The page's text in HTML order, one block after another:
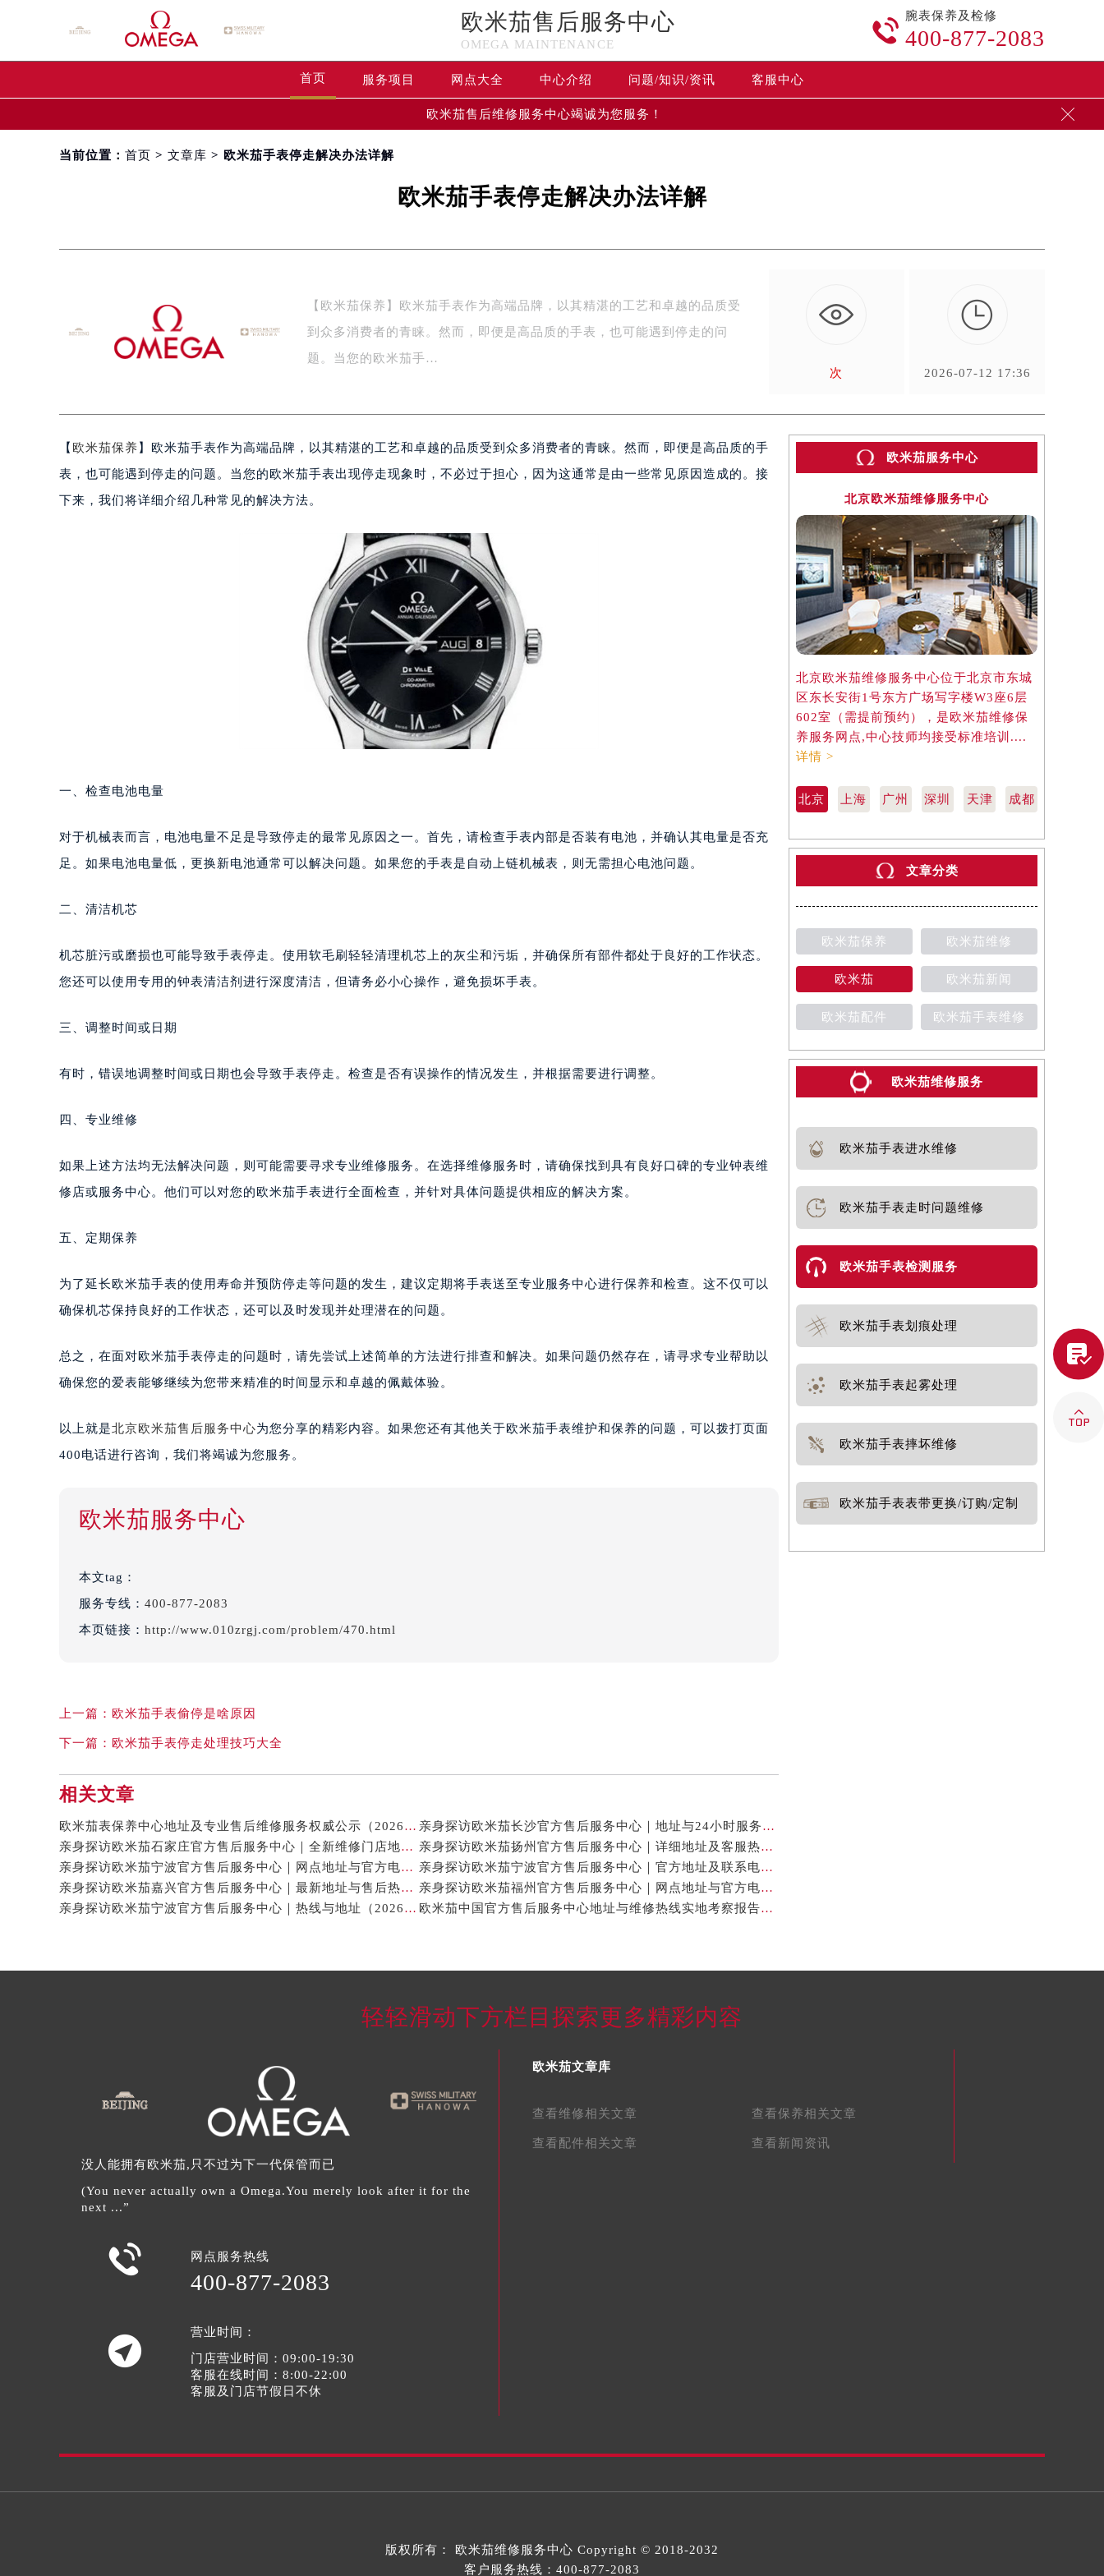
欧米茄售后服务中心
OMEGA MAINTENANCE

腕表保养及检修
400-877-2083
首页 服务项目 网点大全 中心介绍 问题/知识/资讯 客服中心
欧米茄售后维修服务中心竭诚为您服务！ 
当前位置： 首页 > 文章库 > 欧米茄手表停走解决办法详解
欧米茄手表停走解决办法详解
【欧米茄保养】欧米茄手表作为高端品牌，以其精湛的工艺和卓越的品质受
到众多消费者的青睐。然而，即便是高品质的手表，也可能遇到停走的问
题。当您的欧米茄手…
次

2026-07-12 17:36
【 欧米茄保养 】欧米茄手表作为高端品牌，以其精湛的工艺和卓越的品质受到众多消费者的青睐。然而，即便是高品质的手
表，也可能遇到停走的问题。当您的欧米茄手表出现停走现象时，不必过于担心，因为这通常是由一些常见原因造成的。接
下来，我们将详细介绍几种常见的解决方法。
一、检查电池电量
对于机械表而言，电池电量不足是导致停走的最常见原因之一。首先，请检查手表内部是否装有电池，并确认其电量是否充
足。如果电池电量低，更换新电池通常可以解决问题。如果您的手表是自动上链机械表，则无需担心电池问题。
二、清洁机芯
机芯脏污或磨损也可能导致手表停走。使用软毛刷轻轻清理机芯上的灰尘和污垢，并确保所有部件都处于良好的工作状态。
您还可以使用专用的钟表清洁剂进行深度清洁，但请务必小心操作，避免损坏手表。
三、调整时间或日期
有时，错误地调整时间或日期也会导致手表停走。检查是否有误操作的情况发生，并根据需要进行调整。
四、专业维修
如果上述方法均无法解决问题，则可能需要寻求专业维修服务。在选择维修服务时，请确保找到具有良好口碑的专业钟表维
修店或服务中心。他们可以对您的欧米茄手表进行全面检查，并针对具体问题提供相应的解决方案。
五、定期保养
为了延长欧米茄手表的使用寿命并预防停走等问题的发生，建议定期将手表送至专业服务中心进行保养和检查。这不仅可以
确保机芯保持良好的工作状态，还可以及时发现并处理潜在的问题。
总之，在面对欧米茄手表停走的问题时，请先尝试上述简单的方法进行排查和解决。如果问题仍然存在，请寻求专业帮助以
确保您的爱表能够继续为您带来精准的时间显示和卓越的佩戴体验。
以上就是北京欧米茄售后服务中心为您分享的精彩内容。如果您还有其他关于欧米茄手表维护和保养的问题，可以拨打页面
400电话进行咨询，我们将竭诚为您服务。
欧米茄服务中心
本文tag：
服务专线： 400-877-2083
本页链接： http://www.010zrgj.com/problem/470.html
上一篇： 欧米茄手表偷停是啥原因
下一篇： 欧米茄手表停走处理技巧大全
相关文章
欧米茄表保养中心地址及专业售后维修服务权威公示（2026年7月最新）
亲身探访欧米茄长沙官方售后服务中心｜地址与24小时服务电话（2026年7月最新）
亲身探访欧米茄石家庄官方售后服务中心｜全新维修门店地址及电话（2026年7月最新）
亲身探访欧米茄扬州官方售后服务中心｜详细地址及客服热线（2026年7月最新）
亲身探访欧米茄宁波官方售后服务中心｜网点地址与官方电话（2026年7月最新）
亲身探访欧米茄宁波官方售后服务中心｜官方地址及联系电话（2026年7月最新）
亲身探访欧米茄嘉兴官方售后服务中心｜最新地址与售后热线（2026年7月最新）
亲身探访欧米茄福州官方售后服务中心｜网点地址与官方电话（2026年7月最新）
亲身探访欧米茄宁波官方售后服务中心｜热线与地址（2026年7月最新）
欧米茄中国官方售后服务中心地址与维修热线实地考察报告多信源验证（2026年7月最新）
欧米茄服务中心
北京欧米茄维修服务中心
北京欧米茄维修服务中心位于北京市东城
区东长安街1号东方广场写字楼W3座6层
602室（需提前预约），是欧米茄维修保
养服务网点,中心技师均接受标准培训....
详情 >
北京 上海 广州 深圳 天津 成都
文章分类
欧米茄保养 欧米茄维修
欧米茄 欧米茄新闻
欧米茄配件 欧米茄手表维修
欧米茄维修服务
欧米茄手表进水维修
欧米茄手表走时问题维修
欧米茄手表检测服务
欧米茄手表划痕处理
欧米茄手表起雾处理
欧米茄手表摔坏维修
欧米茄手表表带更换/订购/定制
轻轻滑动下方栏目探索更多精彩内容
没人能拥有欧米茄,只不过为下一代保管而已
(You never actually own a Omega.You merely look after it for the
next ...”
 网点服务热线
400-877-2083

营业时间：
门店营业时间：09:00-19:30
客服在线时间：8:00-22:00
客服及门店节假日不休
欧米茄文章库
查看维修相关文章 查看保养相关文章
查看配件相关文章 查看新闻资讯
版权所有： 欧米茄维修服务中心 Copyright © 2018-2032
客户服务热线： 400-877-2083

